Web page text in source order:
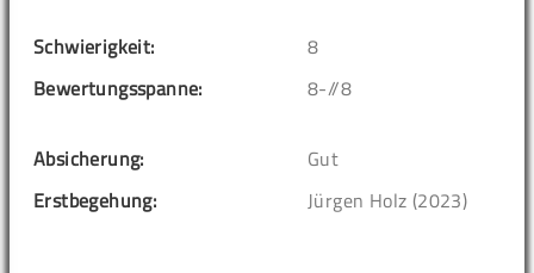
Schwierigkeit:
8
Bewertungsspanne:
8-//8
Absicherung:
Gut
Erstbegehung:
Jürgen Holz (2023)